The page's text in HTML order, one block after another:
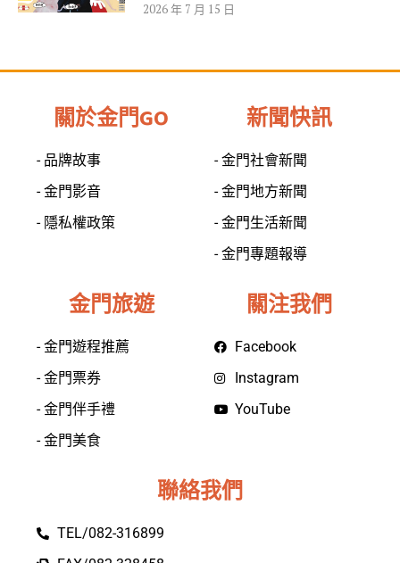
2026 年 7 月 15 日
關於金門GO
- 品牌故事
- 金門影音
- 隱私權政策
新聞快訊
- 金門社會新聞
- 金門地方新聞
- 金門生活新聞
- 金門專題報導
金門旅遊
- 金門遊程推薦
- 金門票券
- 金門伴手禮
- 金門美食
關注我們
Facebook
Instagram
YouTube
聯絡我們
TEL/082-316899